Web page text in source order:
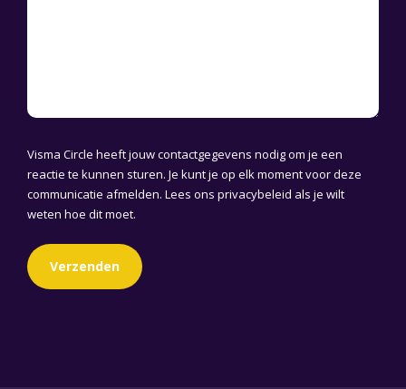
Visma Circle heeft jouw contactgegevens nodig om je een
reactie te kunnen sturen. Je kunt je op elk moment voor deze
communicatie afmelden. Lees ons privacybeleid als je wilt
weten hoe dit moet.